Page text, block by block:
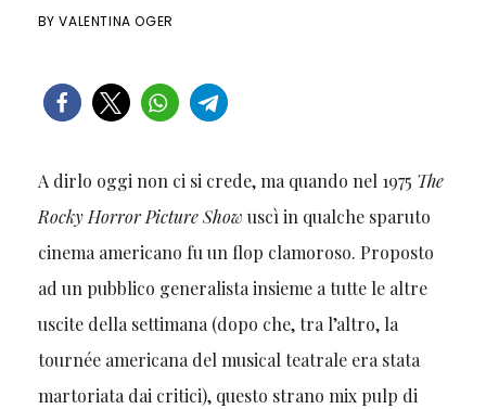
BYVALENTINA OGER
A dirlo oggi non ci si crede, ma quando nel 1975 The
Rocky Horror Picture Show uscì in qualche sparuto
cinema americano fu un flop clamoroso. Proposto
ad un pubblico generalista insieme a tutte le altre
uscite della settimana (dopo che, tra l’altro, la
tournée americana del musical teatrale era stata
martoriata dai critici), questo strano mix pulp di